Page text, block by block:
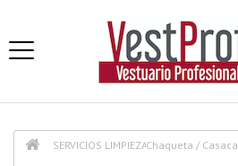
SERVICIOS LIMPIEZAChaqueta / Casaca